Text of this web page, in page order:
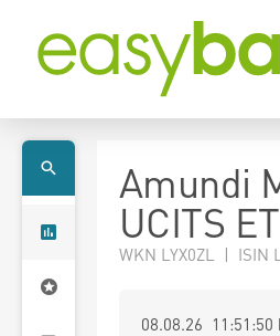
Amundi
UCITS
WKN LYX0ZL | ISIN
08.08.26 11:51:50